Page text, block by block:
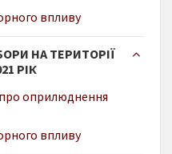
впливу
НА ТЕРИТОРІЇ
РІК
оприлюднення
впливу